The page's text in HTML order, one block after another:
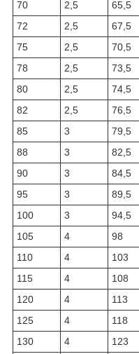
70 2,5 65,5
72
2,5 67,5
75
2,5 70,5
78
2,5 73,5
80
2,5 74,5
82
2,5 76,5
85
3 79,5
88
3 82,5
90
3 84,5
95
3 89,5
100
3 94,5
105
4 98
110
4 103
115
4 108
120
4 113
125
4 118
130
4 123